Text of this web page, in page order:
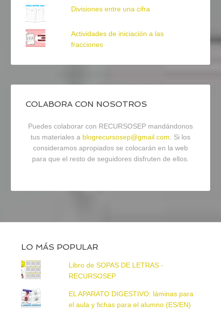
Divisiones entre una cifra
Actividades de iniciación a las
fracciones
COLABORA CON NOSOTROS
Puedes colaborar con RECURSOSEP mandándonos
tus materiales a blogrecursosep@gmail.com. Si los
consideramos apropiados se colocarán en la web
para que el resto de seguidores disfruten de ellos.
LO MÁS POPULAR
Libro de SOPAS DE LETRAS -
RECURSOSEP
EL APARATO DIGESTIVO: láminas para
el aula y fichas para el alumno (ES/EN)